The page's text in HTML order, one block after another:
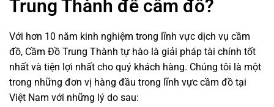
Trung Thành để cầm đồ?
Với hơn 10 năm kinh nghiệm trong lĩnh vực dịch vụ cầm
đồ, Cầm Đồ Trung Thành tự hào là giải pháp tài chính tốt
nhất và tiện lợi nhất cho quý khách hàng. Chúng tôi là một
trong những đơn vị hàng đầu trong lĩnh vực cầm đồ tại
Việt Nam với những lý do sau: